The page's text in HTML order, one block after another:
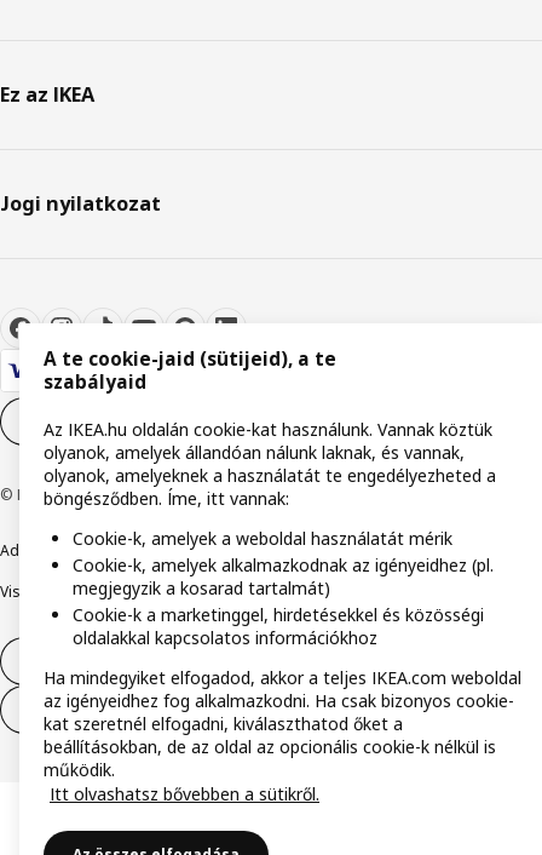
Ez az IKEA
Jogi nyilatkozat
Cookie-beállítások HU
© Inter IKEA Systems B.V. 1999-2026
Adatvédelmi nyilatkozatCookie szabályzatEgyütt a biztonságért
Visszaélés bejelentésDigitális akadálymentesítési nyilatkozat
Elállás a szerződéstől (szolgáltatások)
A te cookie-jaid (sütijeid), a te
szabályaid
Az IKEA.hu oldalán cookie-kat használunk. Vannak köztük
olyanok, amelyek állandóan nálunk laknak, és vannak,
olyanok, amelyeknek a használatát te engedélyezheted a
böngésződben. Íme, itt vannak:
Cookie-k, amelyek a weboldal használatát mérik
Cookie-k, amelyek alkalmazkodnak az igényeidhez (pl.
megjegyzik a kosarad tartalmát)
Cookie-k a marketinggel, hirdetésekkel és közösségi
oldalakkal kapcsolatos információkhoz
Ha mindegyiket elfogadod, akkor a teljes IKEA.com weboldal
az igényeidhez fog alkalmazkodni. Ha csak bizonyos cookie-
kat szeretnél elfogadni, kiválaszthatod őket a
beállításokban, de az oldal az opcionális cookie-k nélkül is
működik.
Itt olvashatsz bővebben a sütikről.